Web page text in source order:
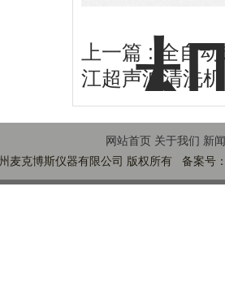
上一篇 : 全自
江超声波清洗机
网站首页 关于我们 新
麦克博斯仪器有限公司 版权所有 备案号